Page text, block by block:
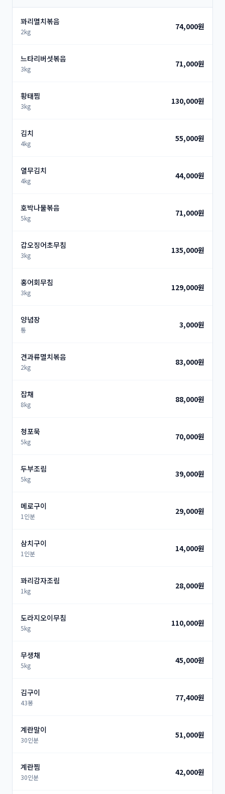
꽈리멸치볶음
2kg
74,000원
느타리버섯볶음
3kg
71,000원
황태찜
3kg
130,000원
김치
4kg
55,000원
열무김치
4kg
44,000원
호박나물볶음
5kg
71,000원
갑오징어초무침
3kg
135,000원
홍어회무침
3kg
129,000원
양념장
통
3,000원
견과류멸치볶음
2kg
83,000원
잡채
8kg
88,000원
청포묵
5kg
70,000원
두부조림
5kg
39,000원
메로구이
1인분
29,000원
삼치구이
1인분
14,000원
꽈리감자조림
1kg
28,000원
도라지오이무침
5kg
110,000원
무생채
5kg
45,000원
김구이
43봉
77,400원
계란말이
30인분
51,000원
계란찜
30인분
42,000원